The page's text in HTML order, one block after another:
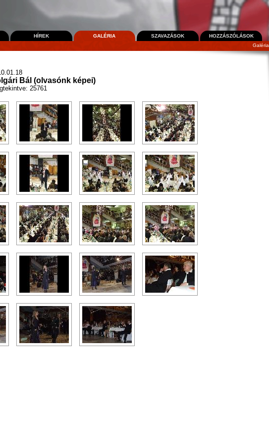
HÍREK GALÉRIA SZAVAZÁSOK
HOZZÁSZÓLÁSOK
Galéria
Bál (olvasónk képei)
25761